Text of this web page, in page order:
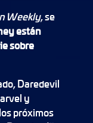
Weekly, se
están
sobre
Daredevil
y
próximos